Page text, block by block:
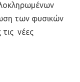
των φυσικών
νέες